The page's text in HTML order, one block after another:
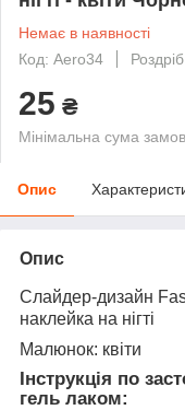
Немає в наявності
Код: Aero34
Роздріб
25 ₴
Мінімальна сума
Опис
Опис
Слайдер-дизайн
наклейка на нігті
Малюнок: квіти
Інструкція по
гель лаком: